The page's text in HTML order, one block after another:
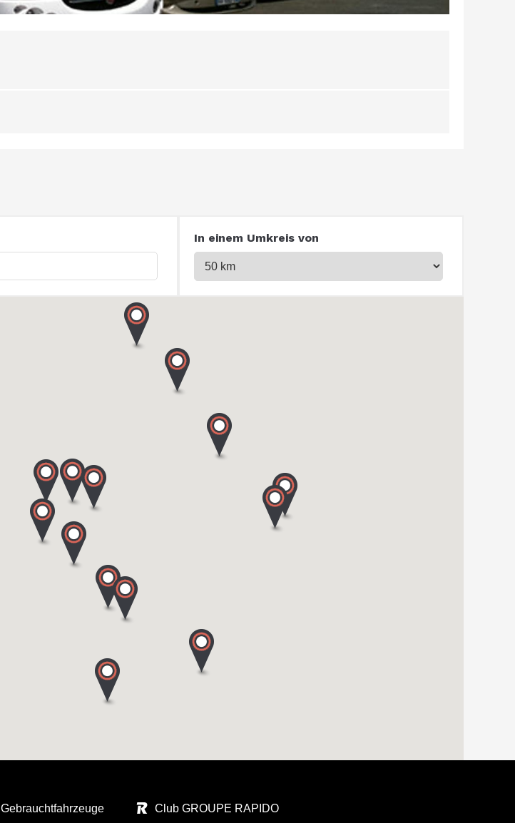
In einem Umkreis von
Gebrauchtfahrzeuge Club GROUPE RAPIDO